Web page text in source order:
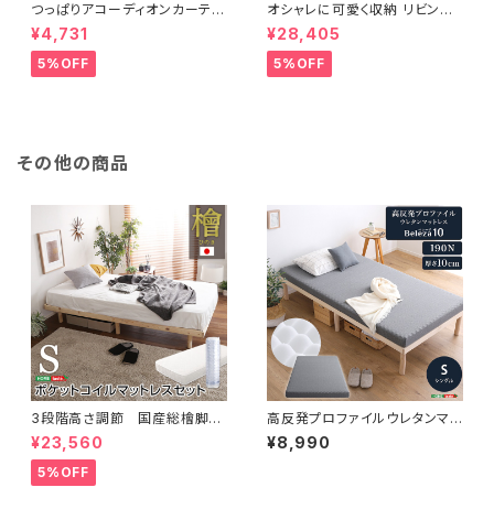
つっぱりアコーディオンカーテ
ン 100×174cm SH-16-TA
DC
¥4,731
5%OFF
オシャレに可愛く収納 リビング
用ローチェスト 4段 幅90cm
天然木（桐）日本製｜petora-
ペトラ- SH-08-PTR90
¥28,405
5%OFF
その他の商品
3段階高さ調節 国産総檜脚付
きすのこベッド 【Pierna-ピエル
ナ-】(ポケットコイルロールマッ
トレス付き) シングル LHK-H
RM-S
¥23,560
5%OFF
高反発プロファイルウレタンマッ
トレス【Beleza10-ベレーザ・テ
ン-】(シングル) ORM-10S
¥8,990